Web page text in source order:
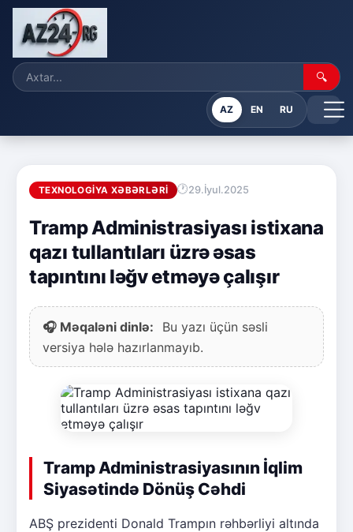
🔍
AZ EN RU
TEXNOLOGIYA XƏBƏRLƏRI 29.İyul.2025
Tramp Administrasiyası istixana
qazı tullantıları üzrə əsas
tapıntını ləğv etməyə çalışır
🎧 Məqaləni dinlə:
Bu yazı üçün səsli
versiya hələ hazırlanmayıb.
Tramp Administrasiyasının İqlim
Siyasətində Dönüş Cəhdi
ABŞ prezidenti Donald Trampın rəhbərliyi altında